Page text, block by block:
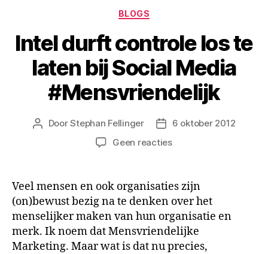
Categorieën
BLOGS
Intel durft controle los te
laten bij Social Media
#Mensvriendelijk
Berichtauteur
DoorStephan Fellinger Berichtdatum
6 oktober 2012
Geen reactiesop
controle
te
laten
bij
Social
Veel mensen en ook organisaties zijn
(on)bewust bezig na te denken over het
menselijker maken van hun organisatie en
merk. Ik noem dat Mensvriendelijke
Marketing. Maar wat is dat nu precies,